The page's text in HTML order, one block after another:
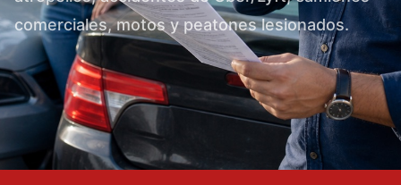
comerciales, motos y peatones lesionados.